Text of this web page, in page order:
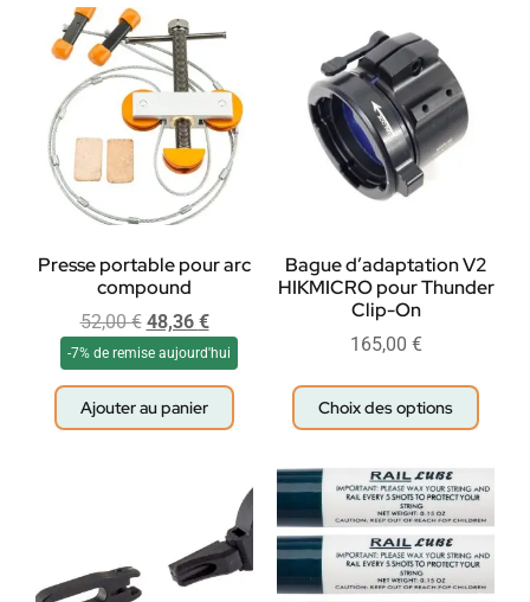
Presse portable pour arc
compound
52,00€ 48,36 €
-7% de remise aujourd'hui
Ajouter au panier
Bague d’adaptation V2
HIKMICRO pour Thunder
Clip-On
165,00 €
Choix des options